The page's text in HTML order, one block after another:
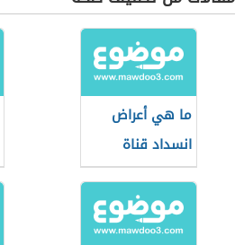
ما هي أعراض
انسداد قناة
فالوب